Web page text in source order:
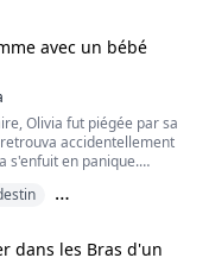
de la sombre réalité
me suis assuré d'être celui
de sa formation...
tentation ...
avec un bébé
Olivia fut piégée par sa
accidentellement
s'enfuit en panique.
ce qui lui appartenait !
dans les Bras d'un